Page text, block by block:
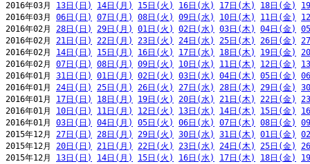
2016年03月 13日(日) 14日(月) 15日(火) 16日(水) 17日(木) 18日(金)
2016年03月 06日(日) 07日(月) 08日(火) 09日(水) 10日(木) 11日(金)
2016年02月 28日(日) 29日(月) 01日(火) 02日(水) 03日(木) 04日(金)
2016年02月 21日(日) 22日(月) 23日(火) 24日(水) 25日(木) 26日(金)
2016年02月 14日(日) 15日(月) 16日(火) 17日(水) 18日(木) 19日(金)
2016年02月 07日(日) 08日(月) 09日(火) 10日(水) 11日(木) 12日(金)
2016年01月 31日(日) 01日(月) 02日(火) 03日(水) 04日(木) 05日(金)
2016年01月 24日(日) 25日(月) 26日(火) 27日(水) 28日(木) 29日(金)
2016年01月 17日(日) 18日(月) 19日(火) 20日(水) 21日(木) 22日(金)
2016年01月 10日(日) 11日(月) 12日(火) 13日(水) 14日(木) 15日(金)
2016年01月 03日(日) 04日(月) 05日(火) 06日(水) 07日(木) 08日(金)
2015年12月 27日(日) 28日(月) 29日(火) 30日(水) 31日(木) 01日(金)
2015年12月 20日(日) 21日(月) 22日(火) 23日(水) 24日(木) 25日(金)
2015年12月 13日(日) 14日(月) 15日(火) 16日(水) 17日(木) 18日(金)